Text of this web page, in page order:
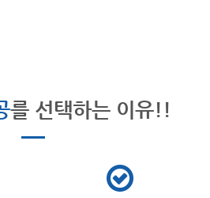
를 선택하는 이유!!